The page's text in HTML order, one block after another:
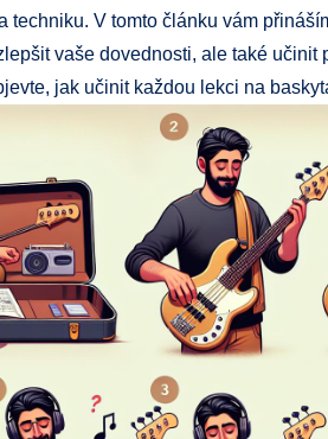
techniku. V tomto článku vám
vaše dovednosti, ale také učinit
jak učinit každou lekci na